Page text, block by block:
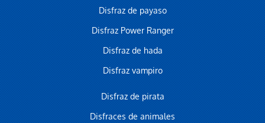
Disfraz de payaso
Disfraz Power Ranger
Disfraz de hada
Disfraz vampiro
Disfraz de pirata
Disfraces de animales